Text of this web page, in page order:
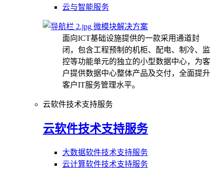
云与智能服务
微模块解决方案
面向ICT基础设施提供的一款采用通道封
闭，包含工程预制的机柜、配电、制冷、监
控等功能单元的独立的小型数据中心，为客
户提供数据中心整体产品及交付，全面提升
客户IT服务管理水平。
云软件技术支持服务
云软件技术支持服务
大数据软件技术支持服务
云计算软件技术支持服务